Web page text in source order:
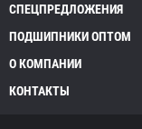
СПЕЦПРЕДЛОЖЕНИЯ
ПОДШИПНИКИ ОПТОМ
О КОМПАНИИ
КОНТАКТЫ